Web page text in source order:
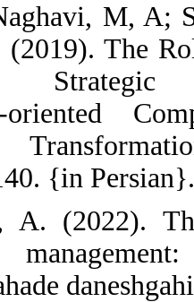
44. Sayed
Jalali, S, H.
Developing
Technology-
Perspective.
11(2), 111-140.
45. Shirazi, A.
educational
Mashhad: